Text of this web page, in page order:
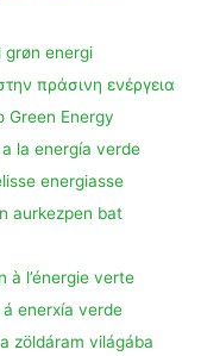
grøn energi
πράσινη ενέργεια
Green Energy
la energía verde
energiasse
aurkezpen bat
à l’énergie verte
enerxía verde
zöldáram világába